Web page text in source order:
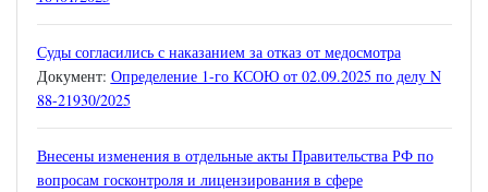
Суды согласились с наказанием за отказ от медосмотра
Документ: Определение 1-го КСОЮ от 02.09.2025 по делу N
88-21930/2025
Внесены изменения в отдельные акты Правительства РФ по
вопросам госконтроля и лицензирования в сфере